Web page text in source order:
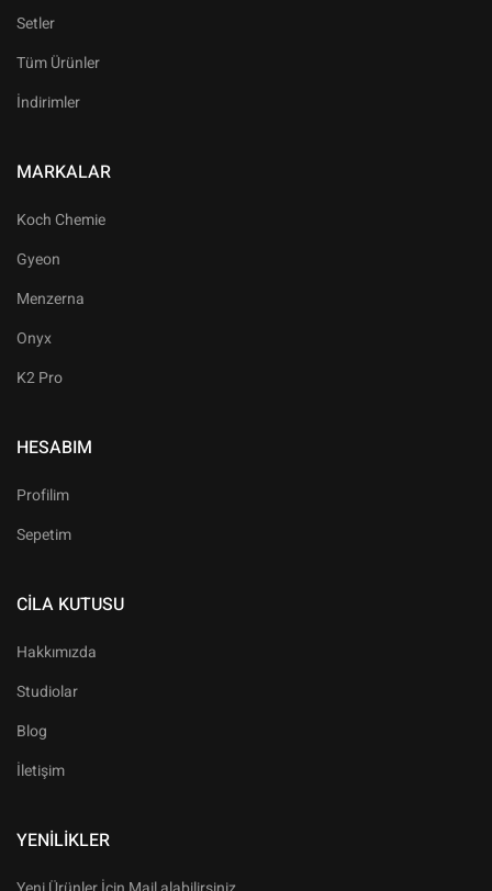
Setler
Tüm Ürünler
İndirimler
MARKALAR
Koch Chemie
Gyeon
Menzerna
Onyx
K2 Pro
HESABIM
Profilim
Sepetim
CILA KUTUSU
Hakkımızda
Studiolar
Blog
İletişim
YENILIKLER